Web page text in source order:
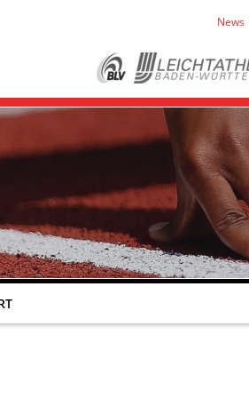
News